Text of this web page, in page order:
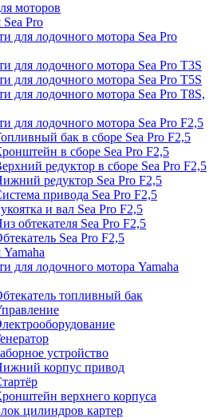
моторов
Sea Pro
для лодочного мотора Sea Pro
для лодочного мотора Sea Pro Т3S
для лодочного мотора Sea Pro Т5S
для лодочного мотора Sea Pro Т8S,
для лодочного мотора Sea Pro F2,5
бак в сборе Sea Pro F2,5
в сборе Sea Pro F2,5
редуктор в сборе Sea Pro F2,5
редуктор Sea Pro F2,5
привода Sea Pro F2,5
и вал Sea Pro F2,5
обтекателя Sea Pro F2,5
Sea Pro F2,5
Yamaha
для лодочного мотора Yamaha
топливный бак
устройство
корпус привод
верхнего корпуса
цилиндров картер